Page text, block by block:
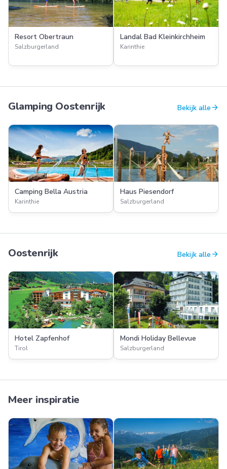
Resort Obertraun
Salzburgerland
Landal Bad Kleinkirchheim
Karinthie
Glamping Oostenrijk Bekijk alle arrow_forward
Camping Bella Austria
Karinthie
Haus Piesendorf
Salzburgerland
Oostenrijk Bekijk alle arrow_forward
Hotel Zapfenhof
Tirol
Mondi Holiday Bellevue
Salzburgerland
Meer inspiratie